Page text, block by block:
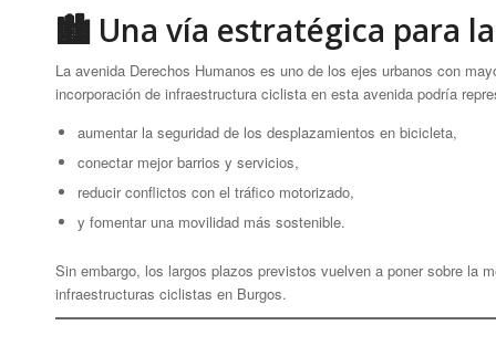
🏙 Una vía estratégica para
La avenida Derechos Humanos es uno de los ejes urbanos con
incorporación de infraestructura ciclista en esta avenida podría
aumentar la seguridad de los desplazamientos en bicicleta,
conectar mejor barrios y servicios,
reducir conflictos con el tráfico motorizado,
y fomentar una movilidad más sostenible.
Sin embargo, los largos plazos previstos vuelven a poner sobre la
infraestructuras ciclistas en Burgos.